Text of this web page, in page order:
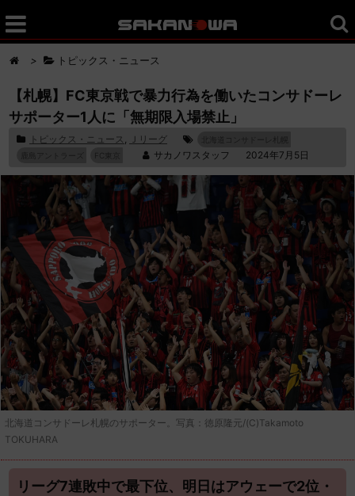
> トピックス・ニュース
【札幌】FC東京戦で暴力行為を働いたコンサドーレ
サポーター1人に「無期限入場禁止」
トピックス・ニュース , Ｊリーグ
サカノワスタッフ 2024年7月5日
北海道コンサドーレ札幌のサポーター。写真：徳原隆元/(C)Takamoto
TOKUHARA
リーグ7連敗中で最下位、明日はアウェーで2位・